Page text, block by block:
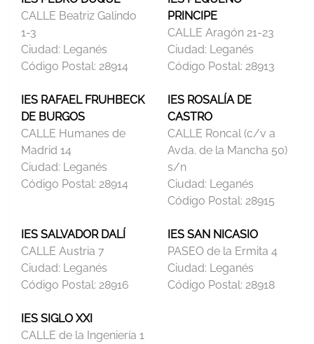
CALLE Beatriz Galindo
1-3
Ciudad: Leganés
Código Postal: 28914
PRINCIPE
CALLE Aragón 21-23
Ciudad: Leganés
Código Postal: 28913
IES RAFAEL FRUHBECK
DE BURGOS
CALLE Humanes de
Madrid 14
Ciudad: Leganés
Código Postal: 28914
IES ROSALÍA DE
CASTRO
CALLE Roncal (c/v a
Avda. de la Mancha 50)
s/n
Ciudad: Leganés
Código Postal: 28915
IES SALVADOR DALÍ
CALLE Austria 7
Ciudad: Leganés
Código Postal: 28916
IES SAN NICASIO
PASEO de la Ermita 4
Ciudad: Leganés
Código Postal: 28918
IES SIGLO XXI
CALLE de la Ingeniería 1